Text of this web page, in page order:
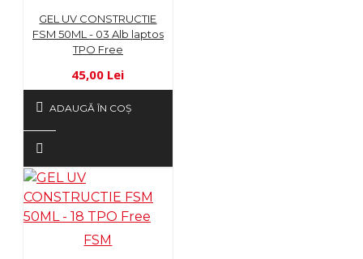
GEL UV CONSTRUCTIE
FSM 50ML - 03 Alb laptos
TPO Free
45,00 Lei
ADAUGĂ ÎN COŞ
FSM